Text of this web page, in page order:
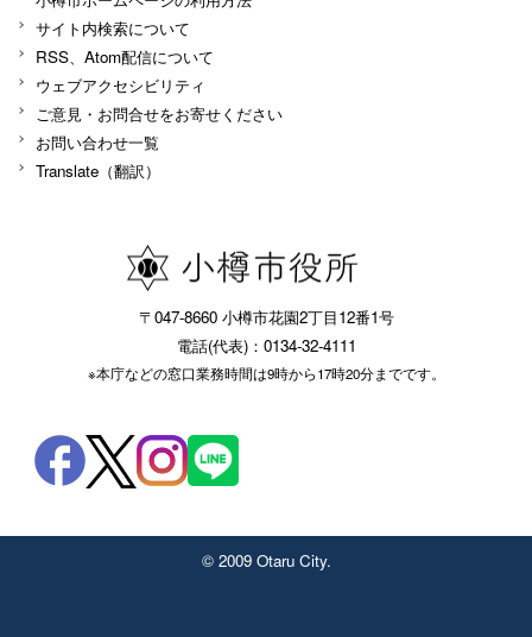
サイト内検索について
RSS、Atom配信について
ウェブアクセシビリティ
ご意見・お問合せをお寄せください
お問い合わせ一覧
Translate（翻訳）
〒047-8660 小樽市花園2丁目12番1号
電話(代表)：0134-32-4111
※本庁などの窓口業務時間は9時から17時20分までです。
© 2009 Otaru City.